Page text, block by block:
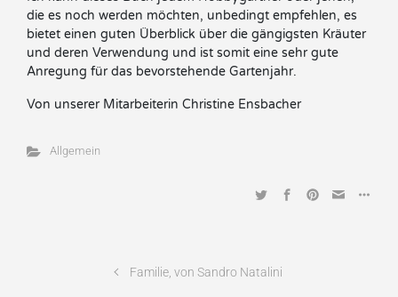
die es noch werden möchten, unbedingt empfehlen, es
bietet einen guten Überblick über die gängigsten Kräuter
und deren Verwendung und ist somit eine sehr gute
Anregung für das bevorstehende Gartenjahr.
Von unserer Mitarbeiterin Christine Ensbacher
Allgemein
Familie, von Sandro Natalini